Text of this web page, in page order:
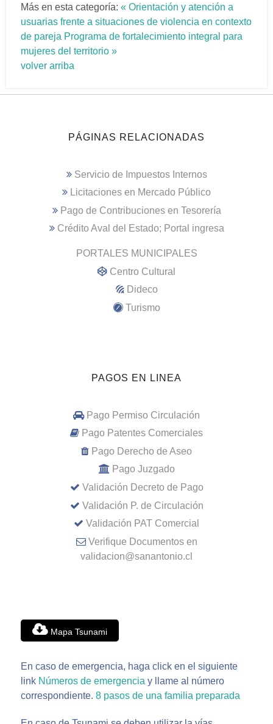
Más en esta categoría: « Orientación y atención a
usuarias frente a situaciones de violencia en contexto
de pareja Programa de fortalecimiento integral para
mujeres del territorio »
volver arriba
PÁGINAS RELACIONADAS
Servicio de Impuestos Internos
Licitaciones en Mercado Público
Pago de Contribuciones en Tesorería
Crédito Aval del Estado; Portal ingresa
PORTALES MUNICIPALES
Centro Cultural
Dideco
Turismo
PAGOS EN LINEA
Pago Permiso Circulación
Pago Patentes Comerciales
Pago Derecho de Aseo
Pago Juzgado
Validación Decreto de Pago
Validación P. de Circulación
Validación PAT Comercial
Verifique Documentos en
validacion@sanantonio.cl
Mapa Tsunami
En caso de emergencia, haga click en el siguiente
link Números de emergencia y llame al número
correspondiente. 8 pasos de una familia preparada